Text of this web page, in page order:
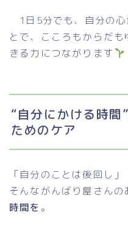
1日5分でも、自分の心
とで、こころもからだ
きる力につながります
“自分にかける時間
ためのケア
「自分のことは後回し」
そんながんばり屋さんの
時間を 。